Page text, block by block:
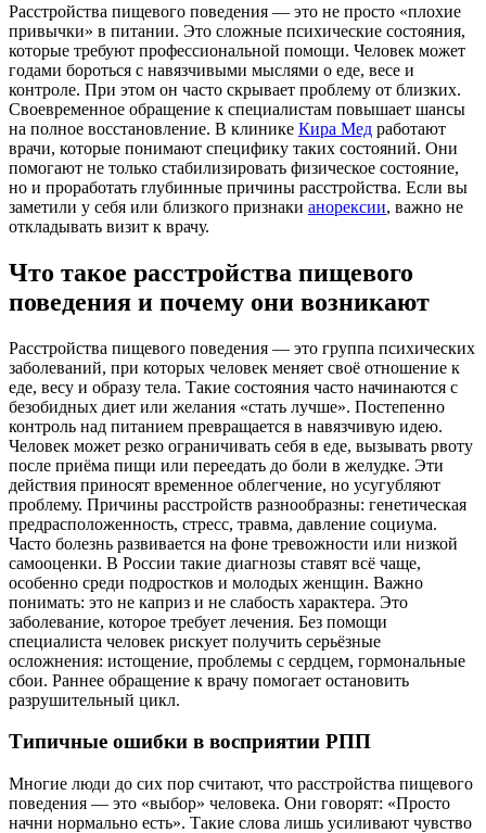
Расстройства пищевого поведения — это не просто «плохие
привычки» в питании. Это сложные психические состояния,
которые требуют профессиональной помощи. Человек может
годами бороться с навязчивыми мыслями о еде, весе и
контроле. При этом он часто скрывает проблему от близких.
Своевременное обращение к специалистам повышает шансы
на полное восстановление. В клинике Кира Мед работают
врачи, которые понимают специфику таких состояний. Они
помогают не только стабилизировать физическое состояние,
но и проработать глубинные причины расстройства. Если вы
заметили у себя или близкого признаки анорексии, важно не
откладывать визит к врачу.
Что такое расстройства пищевого
поведения и почему они возникают
Расстройства пищевого поведения — это группа психических
заболеваний, при которых человек меняет своё отношение к
еде, весу и образу тела. Такие состояния часто начинаются с
безобидных диет или желания «стать лучше». Постепенно
контроль над питанием превращается в навязчивую идею.
Человек может резко ограничивать себя в еде, вызывать рвоту
после приёма пищи или переедать до боли в желудке. Эти
действия приносят временное облегчение, но усугубляют
проблему. Причины расстройств разнообразны: генетическая
предрасположенность, стресс, травма, давление социума.
Часто болезнь развивается на фоне тревожности или низкой
самооценки. В России такие диагнозы ставят всё чаще,
особенно среди подростков и молодых женщин. Важно
понимать: это не каприз и не слабость характера. Это
заболевание, которое требует лечения. Без помощи
специалиста человек рискует получить серьёзные
осложнения: истощение, проблемы с сердцем, гормональные
сбои. Раннее обращение к врачу помогает остановить
разрушительный цикл.
Типичные ошибки в восприятии РПП
Многие люди до сих пор считают, что расстройства пищевого
поведения — это «выбор» человека. Они говорят: «Просто
начни нормально есть». Такие слова лишь усиливают чувство